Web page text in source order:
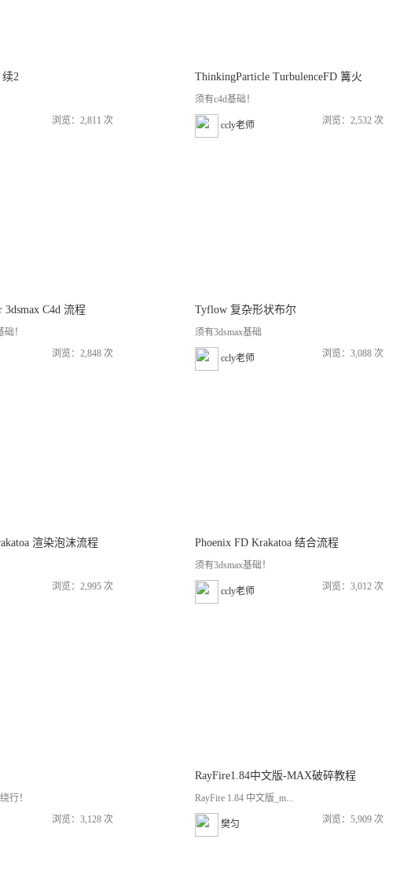
续2
浏览：2,811 次
ThinkingParticle TurbulenceFD 篝火
须有c4d基础！
ccly老师 浏览：2,532 次
3dsmax C4d 流程
！
浏览：2,848 次
Tyflow 复杂形状布尔
须有3dsmax基础
ccly老师 浏览：3,088 次
渲染泡沫流程
浏览：2,995 次
Phoenix FD Krakatoa 结合流程
须有3dsmax基础！
ccly老师 浏览：3,012 次
行！
浏览：3,128 次
RayFire1.84中文版-MAX破碎教程
RayFire 1.84 中文版_m...
樊匀 浏览：5,909 次